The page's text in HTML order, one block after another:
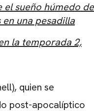
el sueño húmedo de
una pesadilla
la temporada 2,
quien se
post-apocalíptico